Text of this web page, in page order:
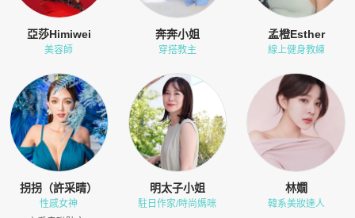
亞莎Himiwei
美容師
奔奔小姐
穿搭教主
孟橙Esther
線上健身教練
拐拐（許采晴）
性感女神
明太子小姐
駐日作家/時尚媽咪
林嫺
韓系美妝達人